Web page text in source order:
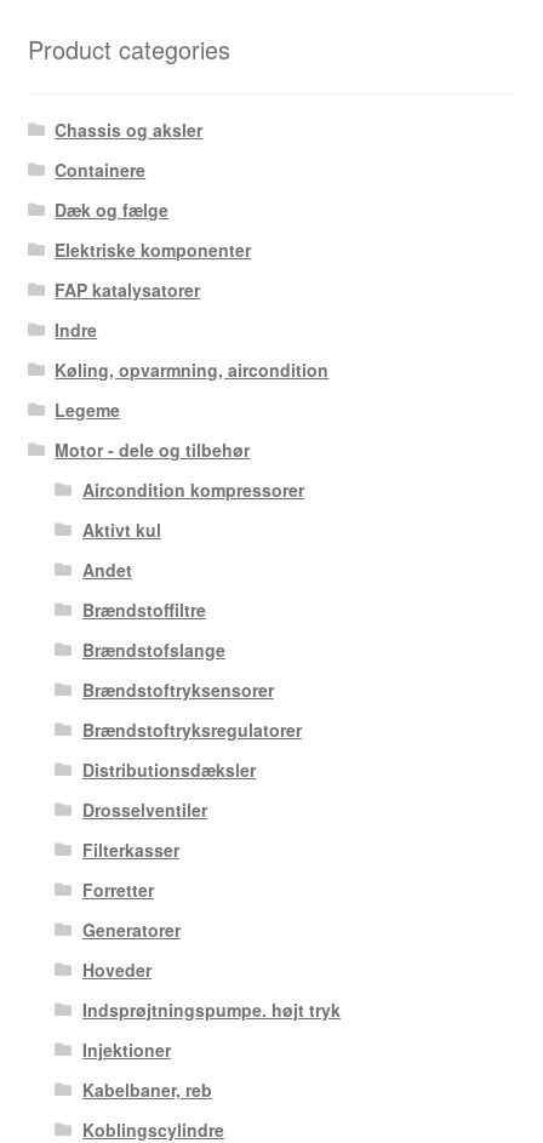
Product categories
Chassis og aksler
Containere
Dæk og fælge
Elektriske komponenter
FAP katalysatorer
Indre
Køling, opvarmning, aircondition
Legeme
Motor - dele og tilbehør
Aircondition kompressorer
Aktivt kul
Andet
Brændstoffiltre
Brændstofslange
Brændstoftryksensorer
Brændstoftryksregulatorer
Distributionsdæksler
Drosselventiler
Filterkasser
Forretter
Generatorer
Hoveder
Indsprøjtningspumpe. højt tryk
Injektioner
Kabelbaner, reb
Koblingscylindre